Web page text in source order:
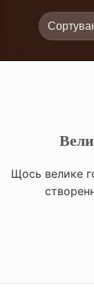
Щось велике